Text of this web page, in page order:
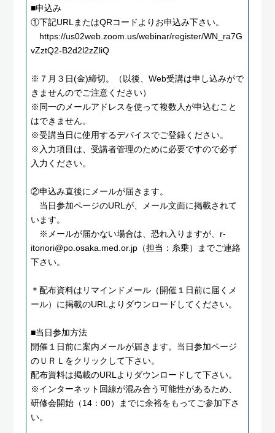
■申込み
①下記URLまたはQRコードよりお申込み下さい。
https://us02web.zoom.us/webinar/register/WN_ra7G
vZztQ2-B2d2l2zZliQ
※７月３日(金)締切。（以後、Web受講は申し込みがで
きませんのでご注意ください）
※同一のメールアドレスを使って複数人が申込むこと
はできません。
※受講当日に使用するデバイスでご登録ください。
※入力項目は、受講者管理のために必要ですので必ず
入力ください。
②申込み直後にメールが届きます。
当日参加ページのURLが、メール文面に掲載されて
います。
※メールが届かない場合は、恐れ入りますが、r-
itonori@po.osaka.med.or.jp（担当：糸乗）までご連絡
下さい。
＊配布資料はリマインドメール（開催１日前に届くメ
ール）に掲載のURLよりダウンロードしてください。
■当日参加方法
開催１日前に案内メールが届きます。当日参加ページ
のＵＲＬをクリックして下さい。
配布資料は掲載のURLよりダウンロードして下さい。
※インターネット回線が混み合う可能性があるため、
研修会開始（14：00）までに余裕をもってご参加下さ
い。